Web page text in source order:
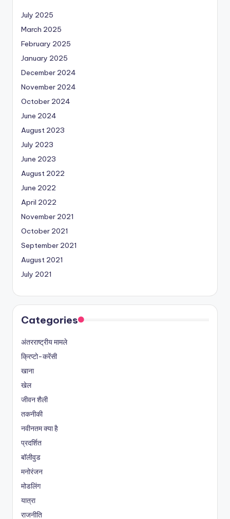
July 2025
March 2025
February 2025
January 2025
December 2024
November 2024
October 2024
June 2024
August 2023
July 2023
June 2023
August 2022
June 2022
April 2022
November 2021
October 2021
September 2021
August 2021
July 2021
Categories
अंतरराष्ट्रीय मामले
क्रिप्टो-करेंसी
खाना
खेल
जीवन शैली
तकनीकी
नवीनतम क्या है
प्रदर्शित
बॉलीवुड
मनोरंजन
मोडलिंग
यात्रा
राजनीति